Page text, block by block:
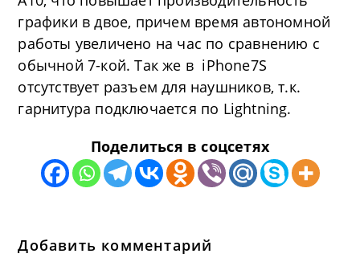
графики в двое, причем время автономной
работы увеличено на час по сравнению с
обычной 7-кой. Так же в iPhone7S
отсутствует разъем для наушников, т.к.
гарнитура подключается по Lightning.
Поделиться в соцсетях
Добавить комментарий